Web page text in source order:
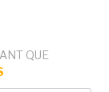
QUE